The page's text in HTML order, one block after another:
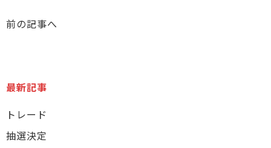
前の記事へ
最新記事
トレード
抽選決定